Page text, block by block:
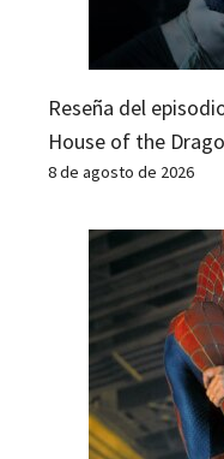
Reseña del
House of the
8 de agosto de 2026